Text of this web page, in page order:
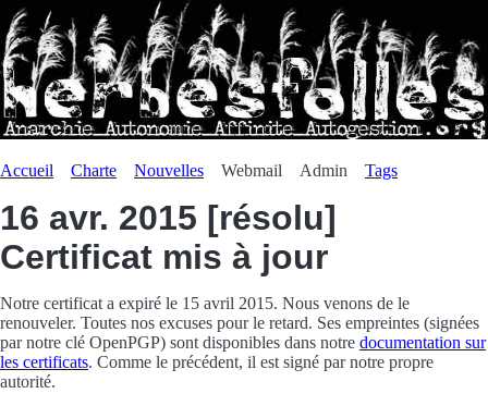
Accueil Charte Nouvelles Webmail Admin Tags
16 avr. 2015 [résolu]
Certificat mis à jour
Notre certificat a expiré le 15 avril 2015. Nous venons de le
renouveler. Toutes nos excuses pour le retard. Ses empreintes (signées
par notre clé OpenPGP) sont disponibles dans notre documentation sur
les certificats. Comme le précédent, il est signé par notre propre
autorité.